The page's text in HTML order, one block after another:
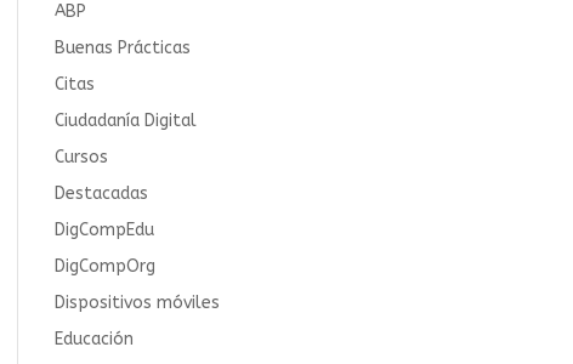
ABP
Buenas Prácticas
Citas
Ciudadanía Digital
Cursos
Destacadas
DigCompEdu
DigCompOrg
Dispositivos móviles
Educación